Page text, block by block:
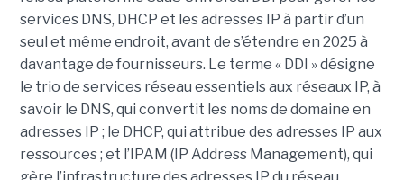
services DNS, DHCP et les adresses IP à partir d’un
seul et même endroit, avant de s’étendre en 2025 à
davantage de fournisseurs. Le terme « DDI » désigne
le trio de services réseau essentiels aux réseaux IP, à
savoir le DNS, qui convertit les noms de domaine en
adresses IP ; le DHCP, qui attribue des adresses IP aux
ressources ; et l’IPAM (IP Address Management), qui